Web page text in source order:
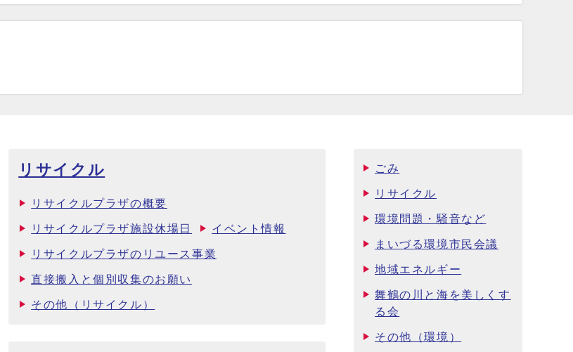
リサイクル
リサイクルプラザの概要
リサイクルプラザ施設休場日 イベント情報
リサイクルプラザのリユース事業
直接搬入と個別収集のお願い
その他（リサイクル）
ごみ
リサイクル
環境問題・騒音など
まいづる環境市民会議
地域エネルギー
舞鶴の川と海を美しくす
る会
その他（環境）